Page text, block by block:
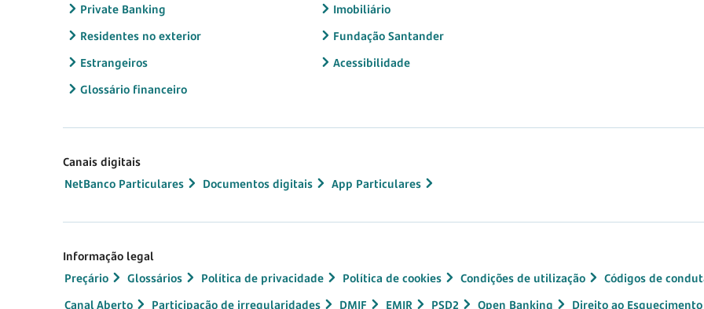
Private Banking
Residentes no exterior
Estrangeiros
Glossário financeiro
Imobiliário
Fundação Santander
Acessibilidade
Canais digitais
NetBanco Particulares
Documentos digitais App Particulares
Informação legal
Preçário
Glossários Política de privacidade Política de cookies Condições de utilização Códigos de
Canal Aberto
Participação de irregularidades DMIF EMIR PSD2 Open Banking Direito ao Esquecimento